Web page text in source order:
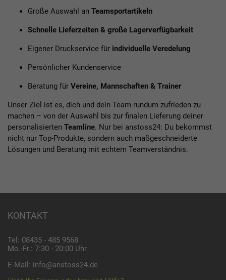
Große Auswahl an Teamsportartikeln
Schnelle Lieferzeiten & große Lagerverfügbarkeit
Eigener Druckservice für individuelle Veredelung
Persönlicher Kundenservice
Beratung für Vereine, Mannschaften & Trainer
Unser Ziel ist es, dich und dein Team rundum zufrieden zu
machen – von der Auswahl bis zur finalen Lieferung deiner
personalisierten Teamline. Nur bei anstoss24: Du bekommst
nicht nur Top-Produkte, sondern auch maßgeschneiderte
Lösungen und Beratung mit echtem Teamverständnis.
KONTAKT
Tel: 08435 - 485 9568
Mo.-Fr.: 7:30 - 20:00 Uhr
E-Mail: info@anstoss24.de